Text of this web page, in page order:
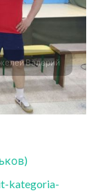
Валерий
)
kategoria-